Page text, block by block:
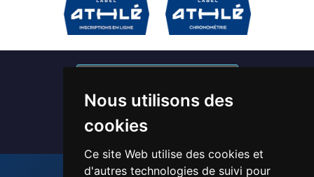
Nous utilisons des
cookies
Ce site Web utilise des cookies et
d'autres technologies de suivi pour
Devenir bénévole / Chronométreur